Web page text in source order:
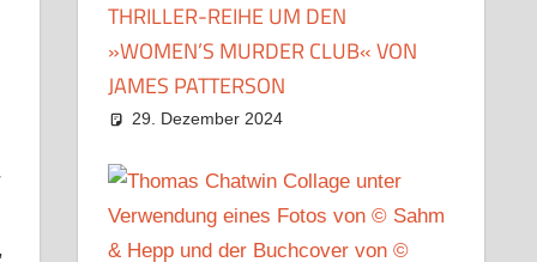
THRILLER-REIHE UM DEN
»WOMEN’S MURDER CLUB« VON
JAMES PATTERSON
29. Dezember 2024